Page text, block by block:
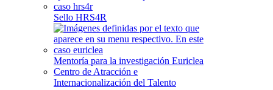
Sello HRS4R
Mentoría para la investigación Euriclea
Centro de Atracción e
Internacionalización del Talento